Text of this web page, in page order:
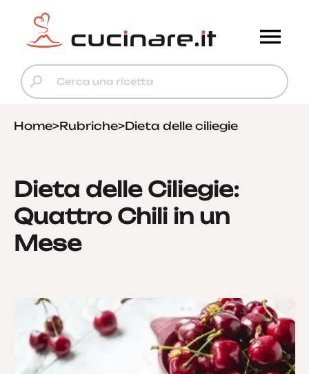
Home>Rubriche>Dieta delle ciliegie
Dieta delle Ciliegie:
Quattro Chili in un
Mese